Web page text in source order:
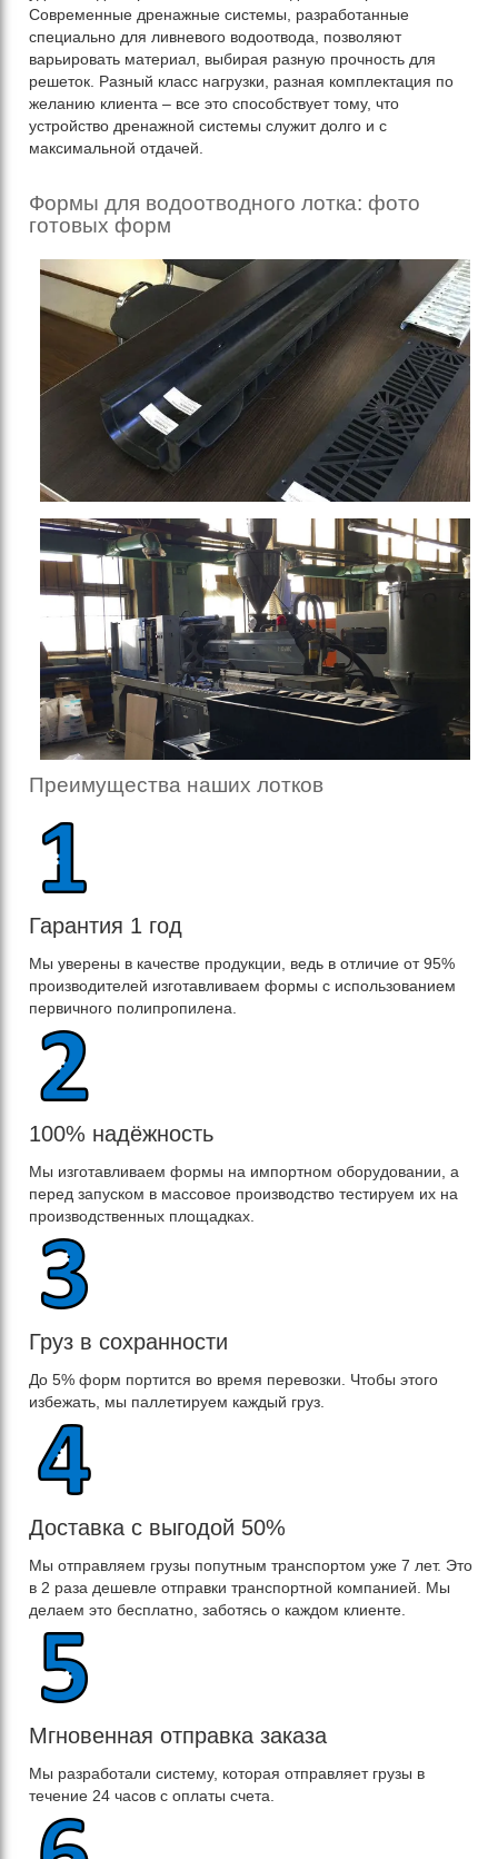
Современные дренажные системы, разработанные
специально для ливневого водоотвода, позволяют
варьировать материал, выбирая разную прочность для
решеток. Разный класс нагрузки, разная комплектация по
желанию клиента – все это способствует тому, что
устройство дренажной системы служит долго и с
максимальной отдачей.
Формы для водоотводного лотка: фото
готовых форм
Преимущества наших лотков
Гарантия 1 год
Мы уверены в качестве продукции, ведь в отличие от 95%
производителей изготавливаем формы с использованием
первичного полипропилена.
100% надёжность
Мы изготавливаем формы на импортном оборудовании, а
перед запуском в массовое производство тестируем их на
производственных площадках.
Груз в сохранности
До 5% форм портится во время перевозки. Чтобы этого
избежать, мы паллетируем каждый груз.
Доставка с выгодой 50%
Мы отправляем грузы попутным транспортом уже 7 лет. Это
в 2 раза дешевле отправки транспортной компанией. Мы
делаем это бесплатно, заботясь о каждом клиенте.
Мгновенная отправка заказа
Мы разработали систему, которая отправляет грузы в
течение 24 часов с оплаты счета.